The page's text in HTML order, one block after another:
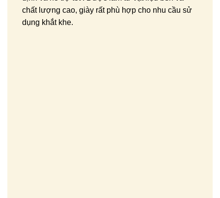
chất lượng cao, giày rất phù hợp cho nhu cầu sử
dụng khắt khe.